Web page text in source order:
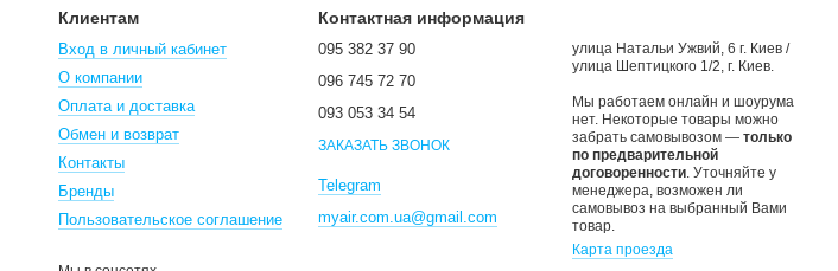
Клиентам
Вход в личный кабинет
О компании
Оплата и доставка
Обмен и возврат
Контакты
Бренды
Пользовательское соглашение
Контактная информация
095 382 37 90
096 745 72 70
093 053 34 54
ЗАКАЗАТЬ ЗВОНОК
Telegram
myair.com.ua@gmail.com
улица Натальи Ужвий, 6 г. Киев /
улица Шептицкого 1/2, г. Киев.
Мы работаем онлайн и шоурума
нет. Некоторые товары можно
забрать самовывозом — только
по предварительной
договоренности. Уточняйте у
менеджера, возможен ли
самовывоз на выбранный Вами
товар.
Карта проезда